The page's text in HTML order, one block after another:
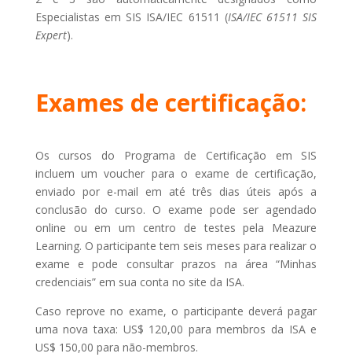
Especialistas em SIS ISA/IEC 61511 (ISA/IEC 61511 SIS
Expert).
Exames de certificação:
Os cursos do Programa de Certificação em SIS
incluem um voucher para o exame de certificação,
enviado por e-mail em até três dias úteis após a
conclusão do curso. O exame pode ser agendado
online ou em um centro de testes pela Meazure
Learning. O participante tem seis meses para realizar o
exame e pode consultar prazos na área “Minhas
credenciais” em sua conta no site da ISA.
Caso reprove no exame, o participante deverá pagar
uma nova taxa: US$ 120,00 para membros da ISA e
US$ 150,00 para não-membros.